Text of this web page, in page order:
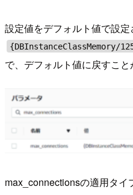
設定値をデフォルト値で設定
{DBInstanceClassMemory/
で、デフォルト値に戻すこと
max_connectionsの適用タ